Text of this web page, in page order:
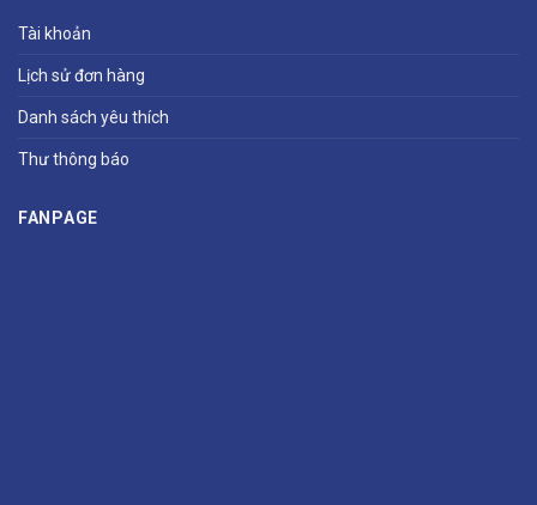
Tài khoản
Lịch sử đơn hàng
Danh sách yêu thích
Thư thông báo
FANPAGE